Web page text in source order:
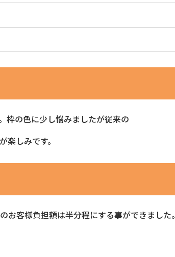
枠の色に少し悩みましたが従来の
しみです。
客様負担額は半分程にする事ができました。